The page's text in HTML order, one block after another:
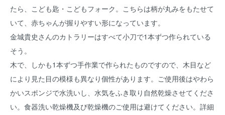
たら、こども匙・こどもフォーク。こちらは柄が丸みをもたせて
いて、赤ちゃんが握りやすい形になっています。
金城貴史さんのカトラリーはすべて小刀で1本ずつ作られている
そう。
木で、しかも1本ずつ手作業で作られたものですので、木目など
により見た目の模様も異なり個性があります。ご使用後はやわら
かいスポンジで水洗いし、水気をふき取り自然乾燥させてくださ
い。食器洗い乾燥機及び乾燥機のご使用は避けてください。詳細